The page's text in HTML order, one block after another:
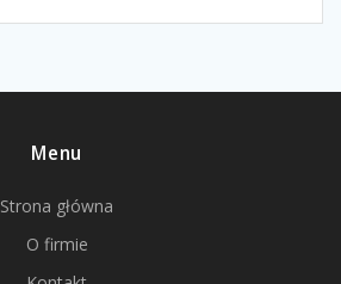
Menu
Strona główna
O firmie